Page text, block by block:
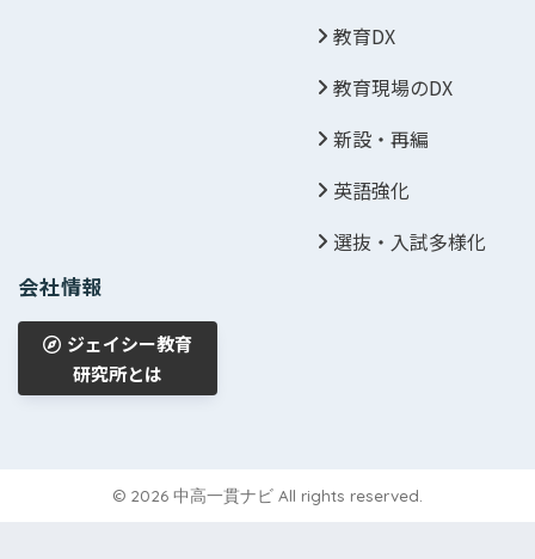
教育DX
教育現場のDX
新設・再編
英語強化
選抜・入試多様化
会社情報
ジェイシー教育
研究所とは
© 2026 中高一貫ナビ All rights reserved.